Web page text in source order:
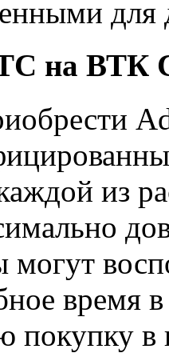
для
на ВТК
из
время
покупку в